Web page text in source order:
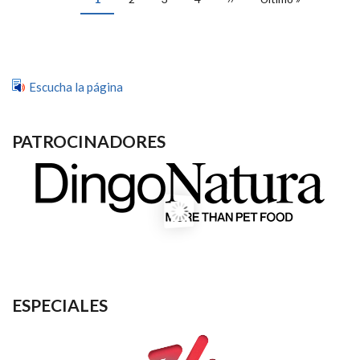
actual
Escucha la página
PATROCINADORES
ESPECIALES